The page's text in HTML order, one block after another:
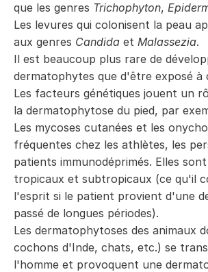
que les genres Trichophyton,
Les levures qui colonisent la peau
aux genres Candida et Malassezia.
Il est beaucoup plus rare de
dermatophytes que d'être exposé à
Les facteurs génétiques jouent un
la dermatophytose du pied, par
Les mycoses cutanées et les
fréquentes chez les athlètes, les
patients immunodéprimés. Elles
tropicaux et subtropicaux (ce qu'il
l'esprit si le patient provient d'une
passé de longues périodes).
Les dermatophytoses des animaux
cochons d'Inde, chats, etc.) se
l'homme et provoquent une